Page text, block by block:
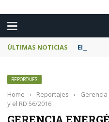
ÚLTIMAS NOTICIAS El
REPORTAJES
Home › Reportajes ›
y el RD 56/2016